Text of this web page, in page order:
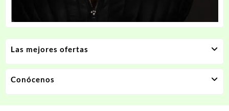
Las mejores ofertas
Conócenos